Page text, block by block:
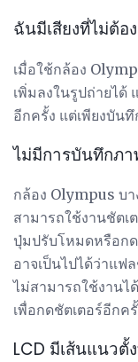
ฉันมีเสียงที่ไม่ต้อ
เมื่อใช้กล้อง
เพิ่มลงในรูปถ่ายไ
อีกครั้ง แต่เพียงบันทึ
ไม่มีการบันทึกภา
กล้อง Olympus บ
สามารถใช้งานชัต
ปุ่มปรับโหมดหรือก
อาจเป็นไปได้ว่าแฟ
ไม่สามารถใช้งาน
เพื่อกดชัตเตอร์อีกค
LCD มีเส้นแนวตั้